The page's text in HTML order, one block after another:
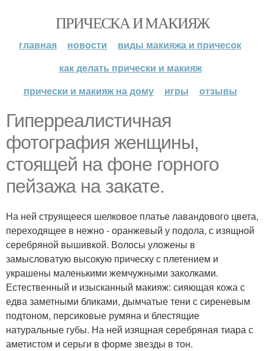
ПРИЧЕСКА И МАКИЯЖ
главная новости
виды макияжа и причесок
как делать прически и макияж
прически и макияж на дому
игры отзывы
Гиперреалистичная
фотография женщины,
стоящей на фоне горного
пейзажа на закате.
На ней струящееся шелковое платье лавандового цвета,
переходящее в нежно - оранжевый у подола, с изящной
серебряной вышивкой. Волосы уложены в
замысловатую высокую прическу с плетением и
украшены маленькими жемчужными заколками.
Естественный и изысканный макияж: сияющая кожа с
едва заметными бликами, дымчатые тени с сиреневым
подтоном, персиковые румяна и блестящие
натуральные губы. На ней изящная серебряная тиара с
аметистом и серьги в форме звезды в тон.